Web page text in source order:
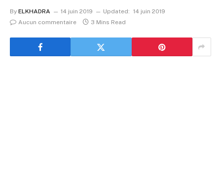
By ELKHADRA 14 juin 2019 Updated: 14 juin 2019
Aucun commentaire
3 Mins Read